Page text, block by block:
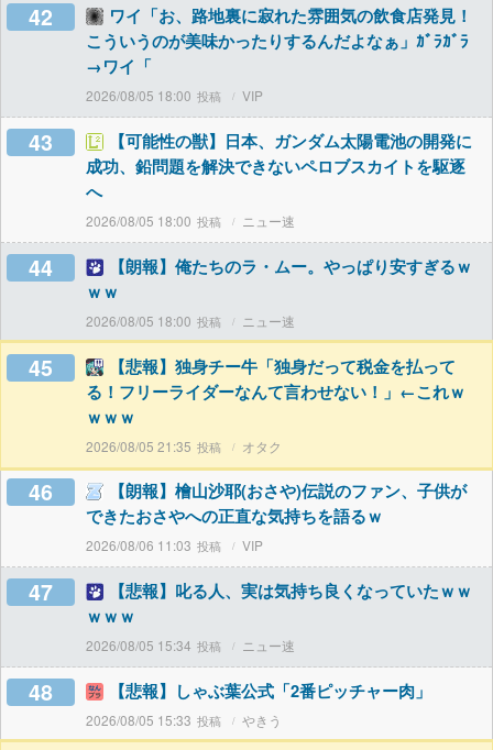
42
ワイ「お、路地裏に寂れた雰囲気の飲食店発見！
こういうのが美味かったりするんだよなぁ」ｶﾞﾗｶﾞﾗ
→ワイ「
2026/08/05 18:00 VIP
43
【可能性の獣】日本、ガンダム太陽電池の開発に
成功、鉛問題を解決できないペロブスカイトを駆逐
へ
2026/08/05 18:00 ニュー速
44
【朗報】俺たちのラ・ムー。やっぱり安すぎるｗ
ｗｗ
2026/08/05 18:00 ニュー速
45
【悲報】独身チー牛「独身だって税金を払って
る！フリーライダーなんて言わせない！」←これｗ
ｗｗｗ
2026/08/05 21:35 オタク
46
【朗報】檜山沙耶(おさや)伝説のファン、子供が
できたおさやへの正直な気持ちを語るｗ
2026/08/06 11:03 VIP
47
【悲報】叱る人、実は気持ち良くなっていたｗｗ
ｗｗｗ
2026/08/05 15:34 ニュー速
48 【悲報】しゃぶ葉公式「2番ピッチャー肉」
2026/08/05 15:33 やきう